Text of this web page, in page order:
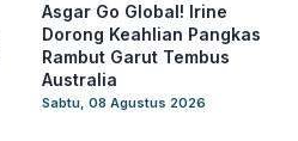
Asgar Go Global! Irine
Dorong Keahlian Pangkas
Rambut Garut Tembus
Australia
Sabtu, 08 Agustus 2026